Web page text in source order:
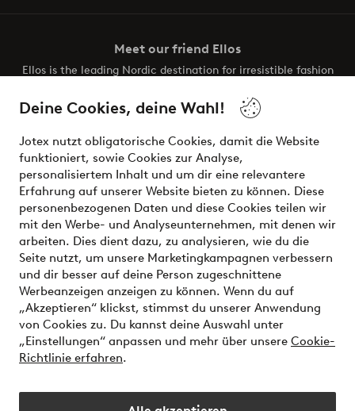
Deine Cookies, deine Wahl!
Jotex nutzt obligatorische Cookies, damit die Website
funktioniert, sowie Cookies zur Analyse,
personalisiertem Inhalt und um dir eine relevantere
Erfahrung auf unserer Website bieten zu können. Diese
personenbezogenen Daten und diese Cookies teilen wir
mit den Werbe- und Analyseunternehmen, mit denen wir
arbeiten. Dies dient dazu, zu analysieren, wie du die
Seite nutzt, um unsere Marketingkampagnen verbessern
und dir besser auf deine Person zugeschnittene
Werbeanzeigen anzeigen zu können. Wenn du auf
„Akzeptieren“ klickst, stimmst du unserer Anwendung
von Cookies zu. Du kannst deine Auswahl unter
„Einstellungen“ anpassen und mehr über unsere Cookie-
Richtlinie erfahren.
Meet our friend Ellos
Ellos is the leading Nordic destination for irresistible fashion
the latest trends, curated to make finding your next look
effortless. It’s all here.
Visit Ellos
Sichere Zahlungen - Jetzt bezahlen oder aufteilen
Möchtest du mehr über unsere
Zahlungsmöglichkeitenerfahren?